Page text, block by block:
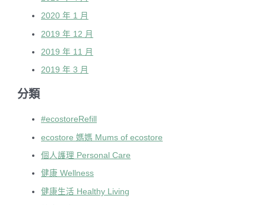
2020 年 1 月
2019 年 12 月
2019 年 11 月
2019 年 3 月
分類
#ecostoreRefill
ecostore 媽媽 Mums of ecostore
個人護理 Personal Care
健康 Wellness
健康生活 Healthy Living